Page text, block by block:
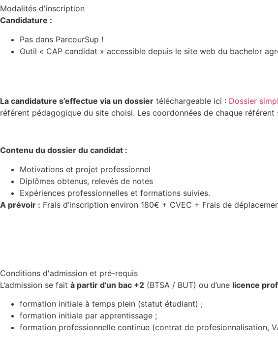
Modalités d'inscription
Candidature :
Pas dans ParcourSup !
Outil « CAP candidat » accessible depuis le site web du bachelor
La candidature s’effectue via un dossier téléchargeable ici : Dossier
référent pédagogique du site choisi. Les coordonnées de chaque
Contenu du dossier du candidat :
Motivations et projet professionnel
Diplômes obtenus, relevés de notes
Expériences professionnelles et formations suivies.
A prévoir : Frais d’inscription environ 180€ + CVEC + Frais de
Conditions d'admission et pré-requis
L’admission se fait à partir d’un bac +2 (BTSA / BUT) ou d’une licence
formation initiale à temps plein (statut étudiant) ;
formation initiale par apprentissage ;
formation professionnelle continue (contrat de profesionnalisation,